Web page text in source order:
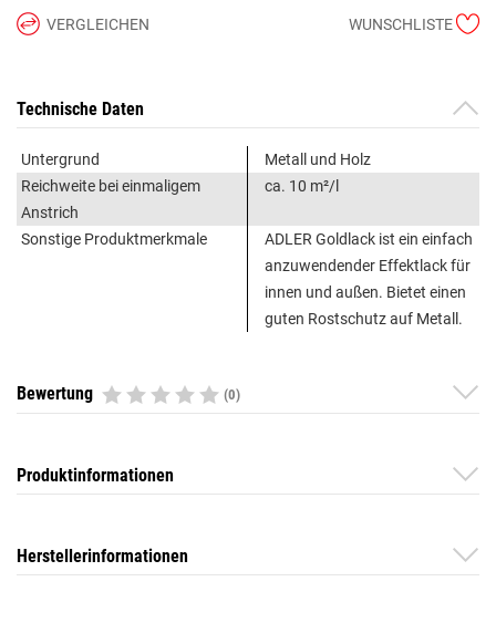
VERGLEICHEN WUNSCHLISTE
Technische Daten
Untergrund
Metall und Holz
Reichweite bei einmaligem
Anstrich
ca. 10 m²/l
Sonstige Produktmerkmale
ADLER Goldlack ist ein einfach
anzuwendender Effektlack für
innen und außen. Bietet einen
guten Rostschutz auf Metall.
Bewertung (0)
Produktinformationen
Herstellerinformationen